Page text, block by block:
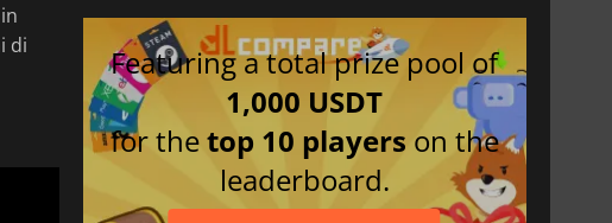
di
Featuring a total prize pool of
1,000 USDT
for thetop 10 players on the
leaderboard.